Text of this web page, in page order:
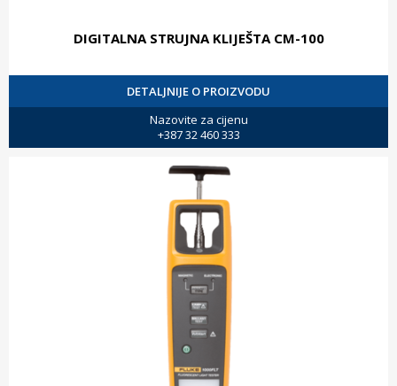
DIGITALNA STRUJNA KLIJEŠTA CM-100
DETALJNIJE O PROIZVODU
Nazovite za cijenu
+387 32 460 333